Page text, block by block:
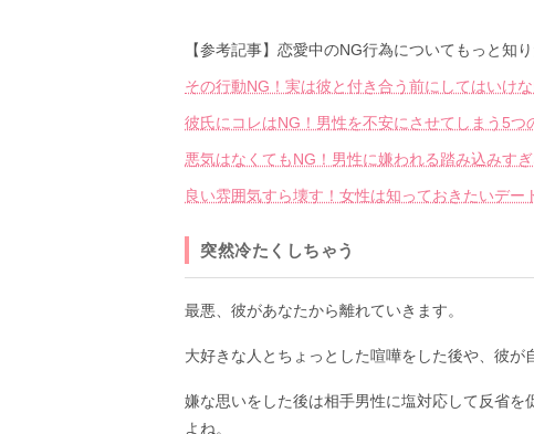
【参考記事】恋愛中のNG行為についてもっと知
その行動NG！実は彼と付き合う前にしてはいけ
彼氏にコレはNG！男性を不安にさせてしまう5つ
悪気はなくてもNG！男性に嫌われる踏み込みす
良い雰囲気すら壊す！女性は知っておきたいデー
突然冷たくしちゃう
最悪、彼があなたから離れていきます。
大好きな人とちょっとした喧嘩をした後や、彼が
嫌な思いをした後は相手男性に塩対応して反省
よね。